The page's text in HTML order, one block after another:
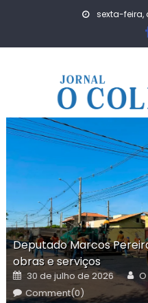
sexta-feira,
Deputado Marcos
obras e serviços
Posted
on
30 de julho de 2026
Comment(0)